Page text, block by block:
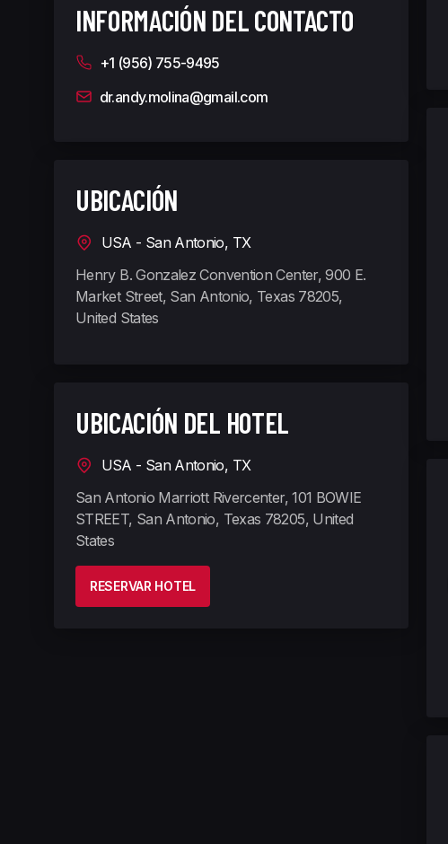
INFORMACIÓN DEL CONTACTO
+1 (956) 755-9495
dr.andy.molina@gmail.com
UBICACIÓN
USA - San Antonio, TX
Henry B. Gonzalez Convention Center, 900 E.
Market Street, San Antonio, Texas 78205,
United States
UBICACIÓN DEL HOTEL
USA - San Antonio, TX
San Antonio Marriott Rivercenter, 101 BOWIE
STREET, San Antonio, Texas 78205, United
States
RESERVAR HOTEL